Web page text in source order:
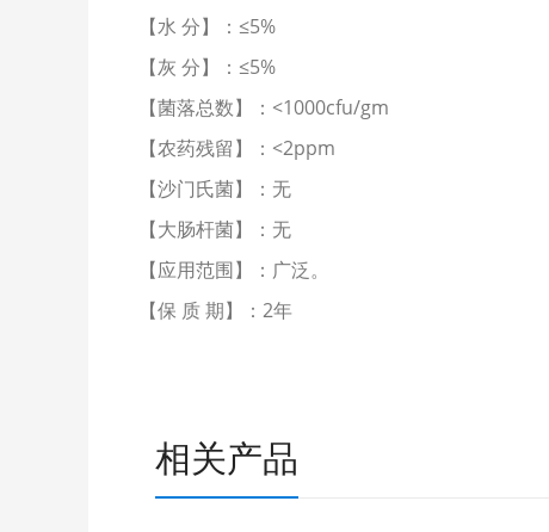
【水 分】：≤5%
【灰 分】：≤5%
【菌落总数】：<1000cfu/gm
【农药残留】：<2ppm
【沙门氏菌】：无
【大肠杆菌】：无
【应用范围】：广泛。
【保 质 期】：2年
相关产品